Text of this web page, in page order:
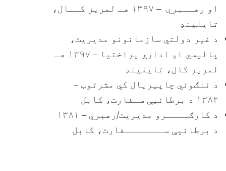
او رهــبري – ۱۳۹۷ هـ لمریز کــال،
تایلینډ
د غیر دولتي سازمانونو مدیریت،
پالیسي او اداري پراختیا – ۱۳۹۷ هـ
لمریز کال، تایلینډ
د ننګوني چاپیریال کي مشرتوب –
۱۳۸۲ د برطانیې سـفارت، کابل
د کارګــــرو مدیریت/رهبري – ۱۳۸۱
د برطانیې ســـــــفارت، کابل